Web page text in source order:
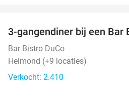
3-gangendiner bij een Bar
Bar Bistro DuCo
Helmond (+9 locaties)
Verkocht: 2.410